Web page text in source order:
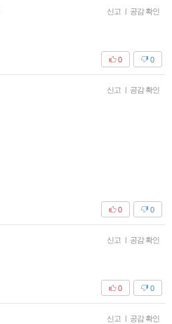
신고 | 공감 확인
0
0
신고 | 공감 확인
0
0
신고 | 공감 확인
0
0
신고 | 공감 확인